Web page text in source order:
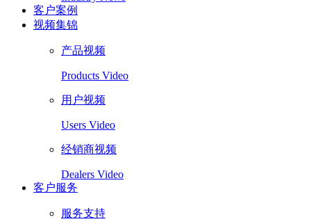
客户案例
视频集锦
产品视频
Products Video
用户视频
Users Video
经销商视频
Dealers Video
客户服务
服务支持